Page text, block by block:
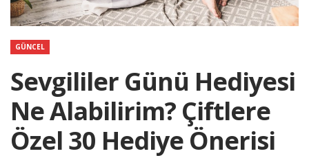
GÜNCEL
Sevgililer Günü Hediyesi
Ne Alabilirim? Çiftlere
Özel 30 Hediye Önerisi